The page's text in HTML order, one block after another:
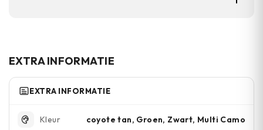
voor veilige opslag.
EXTRA INFORMATIE
EXTRA INFORMATIE
Kleur coyote tan, Groen, Zwart, Multi Camo